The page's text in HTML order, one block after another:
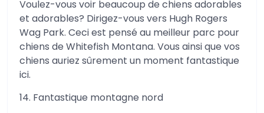
Voulez-vous voir beaucoup de chiens adorables
et adorables? Dirigez-vous vers Hugh Rogers
Wag Park. Ceci est pensé au meilleur parc pour
chiens de Whitefish Montana. Vous ainsi que vos
chiens auriez sûrement un moment fantastique
ici.
14. Fantastique montagne nord